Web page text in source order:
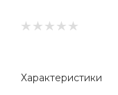
Характеристики